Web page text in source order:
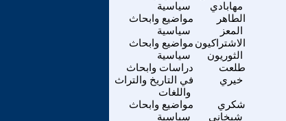
سياسية
مهابادي
مواضيع وابحاث
سياسية
الطاهر
المعز
مواضيع وابحاث
سياسية
الاشتراكيون
الثوريون
دراسات وابحاث
في التاريخ والتراث
واللغات
طلعت
خيري
مواضيع وابحاث
سياسية
شكري
شيخاني